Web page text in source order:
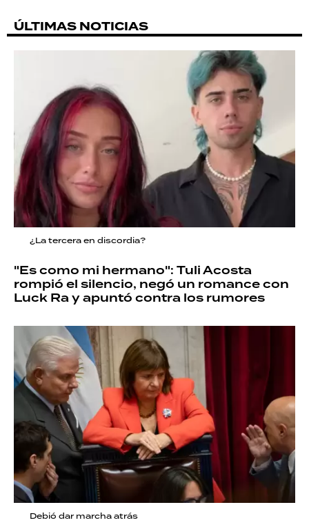
ÚLTIMAS NOTICIAS
¿La tercera en discordia?
"Es como mi hermano": Tuli Acosta
rompió el silencio, negó un romance con
Luck Ra y apuntó contra los rumores
Debió dar marcha atrás